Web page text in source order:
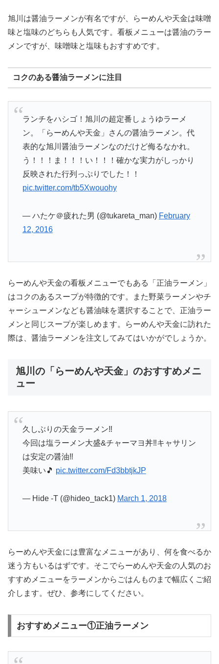
旭川は醤油ラーメンが有名ですが、らーめんや天金は味噌
味と塩味のどちらも人気です。看板メニューは醤油のラー
メンですが、味噌味と塩味もおすすめです。
コクのある醤油ラーメンに注目
ランチをハシゴ！旭川の超定番しょうゆラーメ
ン。「らーめんや天金」さんの醤油ラーメン。代
表的な旭川醤油ラーメンなのだけど侮るなかれ。
う！！！ま！！！い！！！確かな実力がしっかり
反映された行列っぷりでした！！
pic.twitter.com/tb5Xwouohy
— ハたケ＠疲れた男 (@tukareta_man) February
12, 2016
らーめんや天金の看板メニューでもある「正油ラーメン」
はコクのあるスープが特徴的です。また野菜ラーメンやチ
ャーシューメンなども醤油味を選択することで、正油ラー
メンと同じスープが楽しめます。らーめんや天金に訪れた
際は、醤油ラーメンを注文してみてはいかがでしょうか。
旭川の「らーめんや天金」のおすすめメニ
ュー
久しぶりの天金ラーメン‼️
今回は塩ラーメン大盛&チャーマヨ丼‼️キャサリン
は安定の醤油‼️
美味い🎵 pic.twitter.com/Fd3bbtjkJP
— Hide -T (@hideo_tack1) March 1, 2018
らーめんや天金には豊富なメニューがあり、何を食べるか
迷う方もいるはずです。そこでらーめんや天金の人気のお
すすめメニューをラーメンからごはんものまで幅広くご紹
介します。ぜひ、参考にしてください。
おすすめメニュー①正油ラーメン